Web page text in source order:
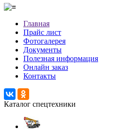
Главная
Прайс лист
Фотогалерея
Документы
Полезная информация
Онлайн заказ
Контакты
Каталог спецтехники